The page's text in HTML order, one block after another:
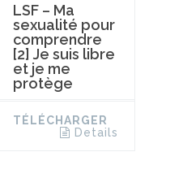
LSF – Ma
sexualité pour
comprendre
[2] Je suis libre
et je me
protège
TÉLÉCHARGER
Details